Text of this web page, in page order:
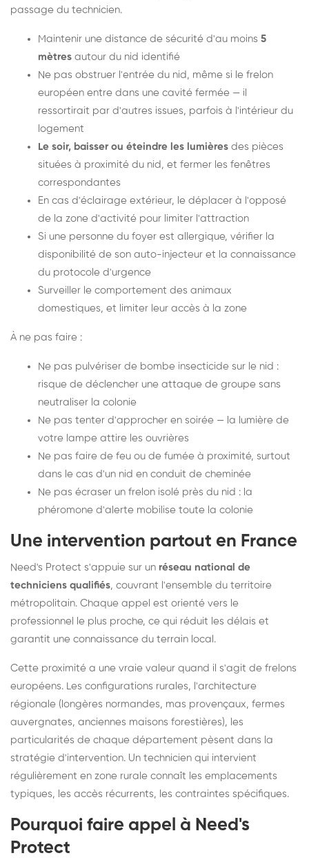
passage du technicien.
Maintenir une distance de sécurité d'au moins 5
mètres autour du nid identifié
Ne pas obstruer l'entrée du nid, même si le frelon
européen entre dans une cavité fermée — il
ressortirait par d'autres issues, parfois à l'intérieur du
logement
Le soir, baisser ou éteindre les lumières des pièces
situées à proximité du nid, et fermer les fenêtres
correspondantes
En cas d'éclairage extérieur, le déplacer à l'opposé
de la zone d'activité pour limiter l'attraction
Si une personne du foyer est allergique, vérifier la
disponibilité de son auto-injecteur et la connaissance
du protocole d'urgence
Surveiller le comportement des animaux
domestiques, et limiter leur accès à la zone
À ne pas faire :
Ne pas pulvériser de bombe insecticide sur le nid :
risque de déclencher une attaque de groupe sans
neutraliser la colonie
Ne pas tenter d'approcher en soirée — la lumière de
votre lampe attire les ouvrières
Ne pas faire de feu ou de fumée à proximité, surtout
dans le cas d'un nid en conduit de cheminée
Ne pas écraser un frelon isolé près du nid : la
phéromone d'alerte mobilise toute la colonie
Une intervention partout en France
Need's Protect s'appuie sur un réseau national de
techniciens qualifiés, couvrant l'ensemble du territoire
métropolitain. Chaque appel est orienté vers le
professionnel le plus proche, ce qui réduit les délais et
garantit une connaissance du terrain local.
Cette proximité a une vraie valeur quand il s'agit de frelons
européens. Les configurations rurales, l'architecture
régionale (longères normandes, mas provençaux, fermes
auvergnates, anciennes maisons forestières), les
particularités de chaque département pèsent dans la
stratégie d'intervention. Un technicien qui intervient
régulièrement en zone rurale connaît les emplacements
typiques, les accès récurrents, les contraintes spécifiques.
Pourquoi faire appel à Need's
Protect